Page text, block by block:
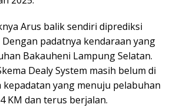
Arus balik sendiri diprediksi
padatnya kendaraan yang
Bakauheni Lampung Selatan.
Dealy System masih belum di
yang menuju pelabuhan
KM dan terus berjalan.